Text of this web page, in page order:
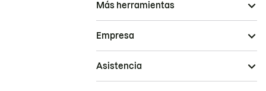
Más herramientas
Empresa
Asistencia